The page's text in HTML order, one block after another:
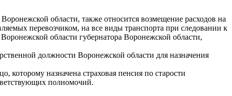
области, также относится возмещение расходов на
перевозчиком, на все виды транспорта при следовании к
области губернатора Воронежской области,
должности Воронежской области для назначения
которому назначена страховая пенсия по старости
полномочий.